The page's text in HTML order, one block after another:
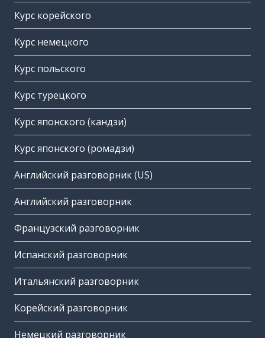
Курс корейского
Курс немецкого
Курс польского
Курс турецкого
Курс японского (кандзи)
Курс японского (ромадзи)
Английский разговорник (US)
Английский разговорник
Французский разговорник
Испанский разговорник
Итальянский разговорник
Корейский разговорник
Немецкий разговорник